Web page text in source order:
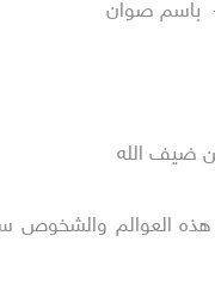
باسم صوان
ضيف الله
هذه العوالم